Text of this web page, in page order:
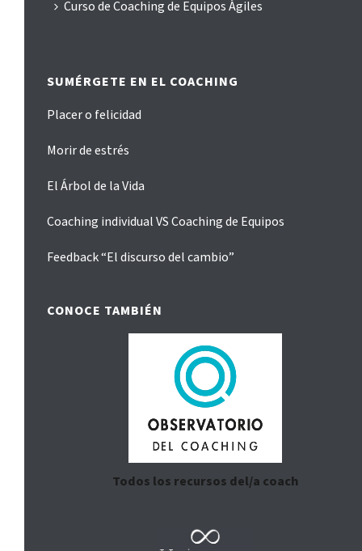
Curso de Coaching de Equipos Ágiles
SUMÉRGETE EN EL COACHING
Placer o felicidad
Morir de estrés
El Árbol de la Vida
Coaching individual VS Coaching de Equipos
Feedback “El discurso del cambio”
CONOCE TAMBIÉN
Todos los recursos del/a coach